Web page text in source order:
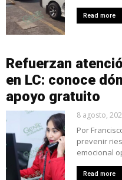
Read more
Refuerzan
en LC: conoce
apoyo gratuito
8 agosto,
Por
prevenir
emocional
Read more